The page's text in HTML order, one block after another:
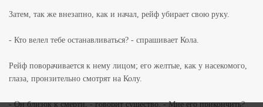
Затем, так же внезапно, как и начал, рейф убирает свою руку.
- Кто велел тебе останавливаться? - спрашивает Кола.
Рейф поворачивается к нему лицом; его желтые, как у насекомого,
глаза, пронзительно смотрят на Колу.
- Он близок к смерти, - говорит существо. - Мне его прикончить?